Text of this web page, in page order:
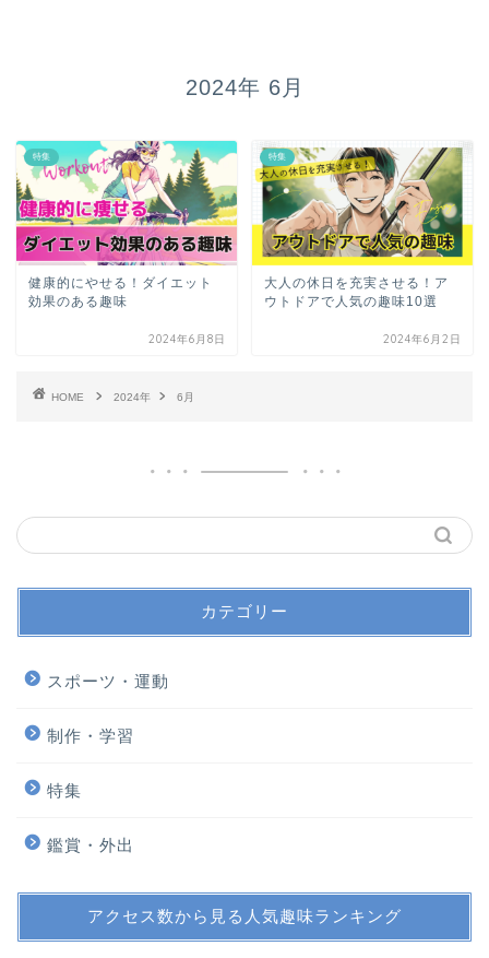
2024年 6月
特集
健康的にやせる！ダイエット
効果のある趣味
2024年6月8日
特集
大人の休日を充実させる！ア
ウトドアで人気の趣味10選
2024年6月2日
HOME 2024年 6月
カテゴリー
スポーツ・運動
制作・学習
特集
鑑賞・外出
アクセス数から見る人気趣味ランキング